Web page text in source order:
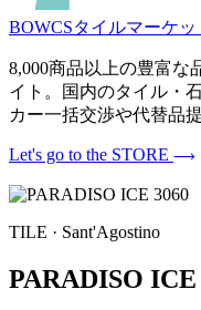
BOWCSタイルマーケッ
8,000商品以上の豊富な
イト。国内のタイル・
カー一括交渉や代替品
Let's go to the STORE
TILE · Sant'Agostino
PARADISO ICE